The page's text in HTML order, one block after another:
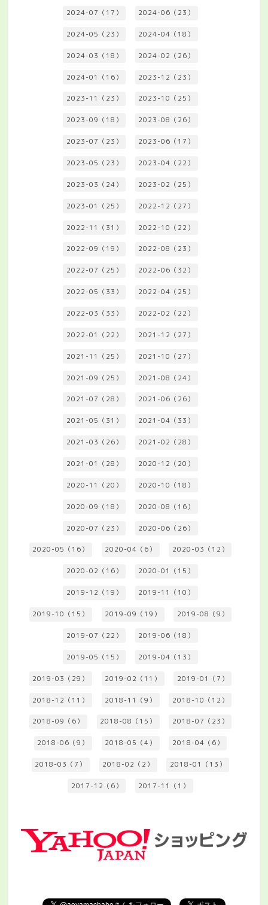
2024-07（17） 2024-06（23）
2024-05（23） 2024-04（18）
2024-03（18） 2024-02（26）
2024-01（16） 2023-12（23）
2023-11（23） 2023-10（25）
2023-09（18） 2023-08（26）
2023-07（23） 2023-06（17）
2023-05（23） 2023-04（22）
2023-03（24） 2023-02（25）
2023-01（25） 2022-12（27）
2022-11（31） 2022-10（22）
2022-09（19） 2022-08（23）
2022-07（25） 2022-06（32）
2022-05（33） 2022-04（25）
2022-03（33） 2022-02（22）
2022-01（22） 2021-12（27）
2021-11（25） 2021-10（27）
2021-09（25） 2021-08（24）
2021-07（28） 2021-06（26）
2021-05（31） 2021-04（33）
2021-03（26） 2021-02（28）
2021-01（28） 2020-12（20）
2020-11（20） 2020-10（18）
2020-09（18） 2020-08（16）
2020-07（23） 2020-06（26）
2020-05（16） 2020-04（6） 2020-03（12）
2020-02（16） 2020-01（15）
2019-12（19） 2019-11（10）
2019-10（15） 2019-09（19） 2019-08（9）
2019-07（22） 2019-06（18）
2019-05（15） 2019-04（13）
2019-03（29） 2019-02（11） 2019-01（7）
2018-12（11） 2018-11（9） 2018-10（12）
2018-09（6） 2018-08（15） 2018-07（23）
2018-06（9） 2018-05（4） 2018-04（6）
2018-03（7） 2018-02（2） 2018-01（13）
2017-12（6） 2017-11（1）